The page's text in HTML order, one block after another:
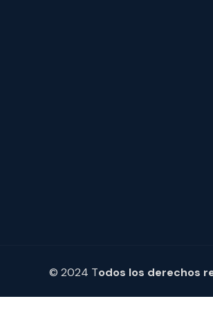
© 2024 Todos los derechos